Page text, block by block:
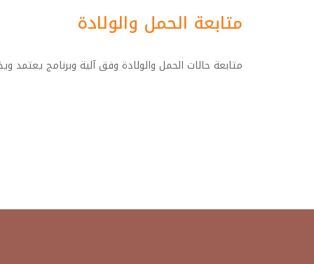
متابعة الحمل والولادة
متابعة حالات الحمل والولادة وفق آلية وبرنامج يعتمد